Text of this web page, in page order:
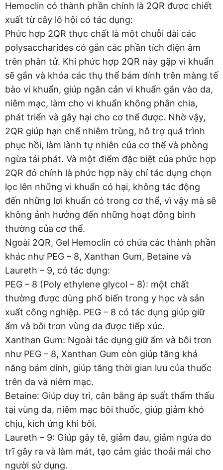
Hemoclin có thành phần chính là 2QR được chiết
xuất từ cây lô hội có tác dụng:
Phức hợp 2QR thực chất là một chuỗi dài các
polysaccharides có gắn các phần tích điện âm
trên phân tử. Khi phức hợp 2QR này gặp vi khuẩn
sẽ gắn và khóa các thụ thể bám dính trên màng tế
bào vi khuẩn, giúp ngăn cản vi khuẩn gắn vào da,
niêm mạc, làm cho vi khuẩn không phân chia,
phát triển và gây hại cho cơ thể được. Nhờ vậy,
2QR giúp hạn chế nhiễm trùng, hỗ trợ quá trình
phục hồi, làm lành tự nhiên của cơ thể và phòng
ngừa tái phát. Và một điểm đặc biệt của phức hợp
2QR đó chính là phức hợp này chỉ tác dụng chọn
lọc lên những vi khuẩn có hại, không tác động
đến những lợi khuẩn có trong cơ thể, vì vậy mà sẽ
không ảnh hưởng đến những hoạt động bình
thường của cơ thể.
Ngoài 2QR, Gel Hemoclin có chứa các thành phần
khác như PEG – 8, Xanthan Gum, Betaine và
Laureth – 9, có tác dụng:
PEG – 8 (Poly ethylene glycol – 8): một chất
thường được dùng phổ biến trong y học và sản
xuất công nghiệp. PEG – 8 có tác dụng giúp giữ
ẩm và bôi trơn vùng da được tiếp xúc.
Xanthan Gum: Ngoài tác dụng giữ ẩm và bôi trơn
như PEG – 8, Xanthan Gum còn giúp tăng khả
năng bám dính, giúp tăng thời gian lưu của thuốc
trên da và niêm mạc.
Betaine: Giúp duy trì, cân bằng áp suất thẩm thấu
tại vùng da, niêm mạc bôi thuốc, giúp giảm khó
chịu, kích ứng khi bôi.
Laureth – 9: Giúp gây tê, giảm đau, giảm ngứa do
trĩ gây ra và làm mát, tạo cảm giác thoải mái cho
người sử dụng.